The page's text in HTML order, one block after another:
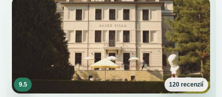
9.5 120 recenzií